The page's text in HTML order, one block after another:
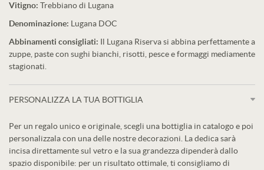
Vitigno: Trebbiano di Lugana
Denominazione: Lugana DOC
Abbinamenti consigliati: Il Lugana Riserva si abbina perfettamente a
zuppe, paste con sughi bianchi, risotti, pesce e formaggi mediamente
stagionati.
PERSONALIZZA LA TUA BOTTIGLIA
Per un regalo unico e originale, scegli una bottiglia in catalogo e poi
personalizzala con una delle nostre decorazioni. La dedica sarà
incisa direttamente sul vetro e la sua grandezza dipenderà dallo
spazio disponibile: per un risultato ottimale, ti consigliamo di